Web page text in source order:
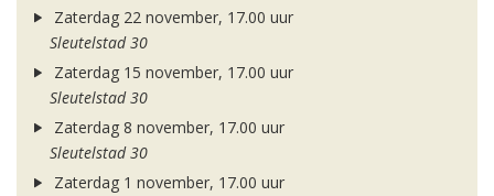
Zaterdag 22 november, 17.00 uur
Sleutelstad 30
Zaterdag 15 november, 17.00 uur
Sleutelstad 30
Zaterdag 8 november, 17.00 uur
Sleutelstad 30
Zaterdag 1 november, 17.00 uur